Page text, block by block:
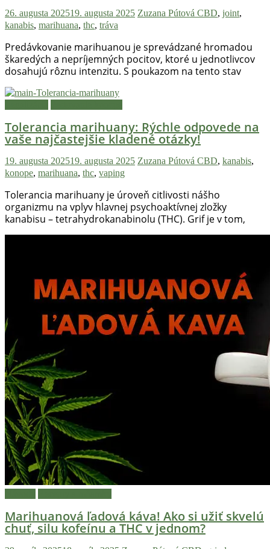
26. augusta 202519. augusta 2025 Zuzana Pútová CBD, joint,
kanabis, marihuana, thc, tráva
Predávkovanie marihuanou je sprevádzané hromadou
škaredých a nepríjemných pocitov, ktoré u jednotlivcov
dosahujú rôznu intenzitu. S poukazom na tento stav
Tolerancia marihuany: Rýchle odpovede na
vaše najčastejšie kladené otázky!
19. augusta 202519. augusta 2025 Zuzana Pútová CBD, kanabis,
konope, marihuana, thc, vaping
Tolerancia marihuany je úroveň citlivosti nášho
organizmu na vplyv hlavnej psychoaktívnej zložky
kanabisu – tetrahydrokanabinolu (THC). Grif je v tom,
Marihuanová ľadová káva! Ako si užiť skvelú
chuť, silu kofeínu a THC v jednom?